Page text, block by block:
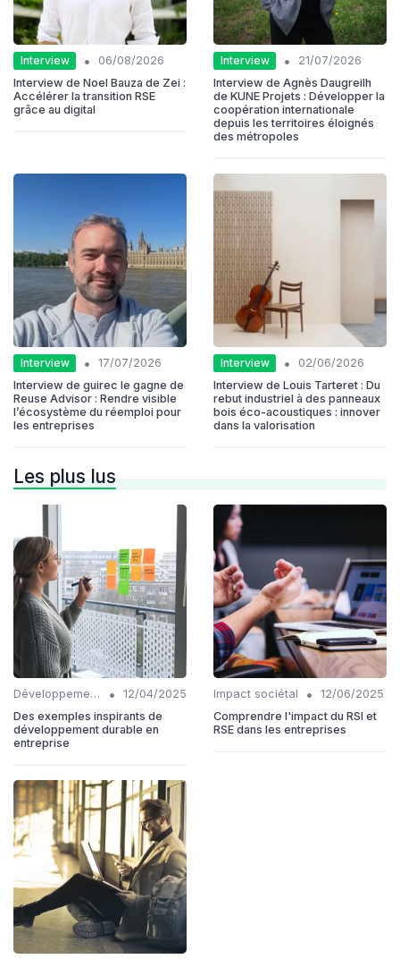
Interview •
06/08/2026
Interview de Noel Bauza de Zei :
Accélérer la transition RSE
grâce au digital
Interview •
21/07/2026
Interview de Agnès Daugreilh
de KUNE Projets : Développer la
coopération internationale
depuis les territoires éloignés
des métropoles
Interview •
17/07/2026
Interview de guirec le gagne de
Reuse Advisor : Rendre visible
l’écosystème du réemploi pour
les entreprises
Interview •
02/06/2026
Interview de Louis Tarteret : Du
rebut industriel à des panneaux
bois éco-acoustiques : innover
dans la valorisation
Les plus lus
Développement Durable •
12/04/2025
Des exemples inspirants de
développement durable en
entreprise
Impact sociétal •
12/06/2025
Comprendre l'impact du RSI et
RSE dans les entreprises